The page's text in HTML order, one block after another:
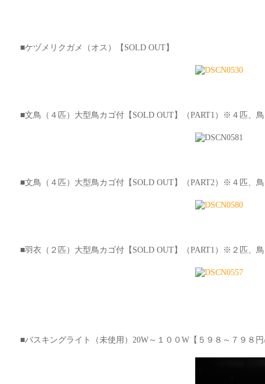
■ケヅメリクガメ（オス）【SOLD OUT】
■文鳥（４匹）大型鳥カゴ付【SOLD OUT】（PART1）※４匹、
■文鳥（４匹）大型鳥カゴ付【SOLD OUT】（PART2）※４匹、
■羽衣（２匹）大型鳥カゴ付【SOLD OUT】（PART1）※２匹、
■バスキングライト（未使用）20W～１００W【５９８～７９８